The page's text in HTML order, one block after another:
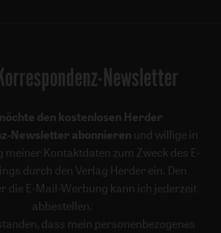
Newsletter
den kostenlosen Herder
Newsletter abonnieren und willige in
meiner Kontaktdaten zum Zweck des E-
durch den Verlag Herder ein. Den
die E-Mail-Werbung kann ich jederzeit
abbestellen.
dass mein personenbezogenes